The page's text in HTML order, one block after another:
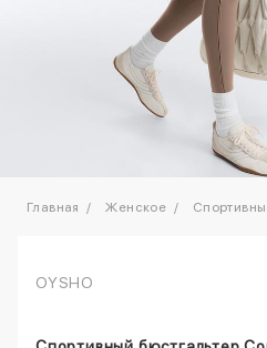
Главная Женское
OYSHO